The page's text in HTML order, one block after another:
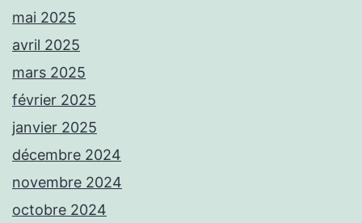
mai 2025
avril 2025
mars 2025
février 2025
janvier 2025
décembre 2024
novembre 2024
octobre 2024